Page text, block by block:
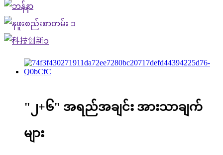
"၂+၆" အရည်အချင်း အားသာချက်
များ